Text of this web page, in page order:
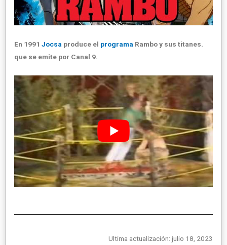
En 1991 Jocsa produce el programa Rambo y sus titanes.
que se emite por Canal 9.
Ultima actualización: julio 18, 2023